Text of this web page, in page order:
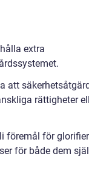
extra
att
rättigheter
föremål för
för både dem